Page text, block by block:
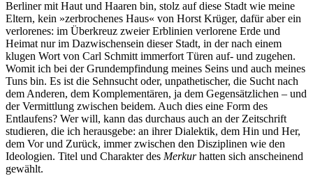
Berliner mit Haut und Haaren bin, stolz auf diese Stadt wie meine
Eltern, kein »zerbrochenes Haus« von Horst Krüger, dafür aber ein
verlorenes: im Überkreuz zweier Erblinien verlorene Erde und
Heimat nur im Dazwischensein dieser Stadt, in der nach einem
klugen Wort von Carl Schmitt immerfort Türen auf- und zugehen.
Womit ich bei der Grundempfindung meines Seins und auch meines
Tuns bin. Es ist die Sehnsucht oder, unpathetischer, die Sucht nach
dem Anderen, dem Komplementären, ja dem Gegensätzlichen – und
der Vermittlung zwischen beidem. Auch dies eine Form des
Entlaufens? Wer will, kann das durchaus auch an der Zeitschrift
studieren, die ich herausgebe: an ihrer Dialektik, dem Hin und Her,
dem Vor und Zurück, immer zwischen den Disziplinen wie den
Ideologien. Titel und Charakter des Merkurhatten sich anscheinend
gewählt.